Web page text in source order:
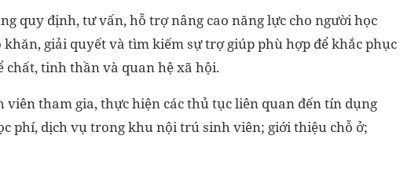
quy định, tư vấn, hỗ trợ nâng cao năng lực cho người học
giải quyết và tìm kiếm sự trợ giúp phù hợp để khắc phục
chất, tinh thần và quan hệ xã hội.
viên tham gia, thực hiện các thủ tục liên quan đến tín dụng
phí, dịch vụ trong khu nội trú sinh viên; giới thiệu chỗ ở;